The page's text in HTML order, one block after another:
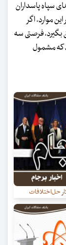
سپاه پاسداران
موارد، اگر
بگیرد، فرصتی سه
که مشمول
حل‌اختلافات